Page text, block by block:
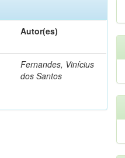
Autor(es)
Fernandes, Vinícius
dos Santos